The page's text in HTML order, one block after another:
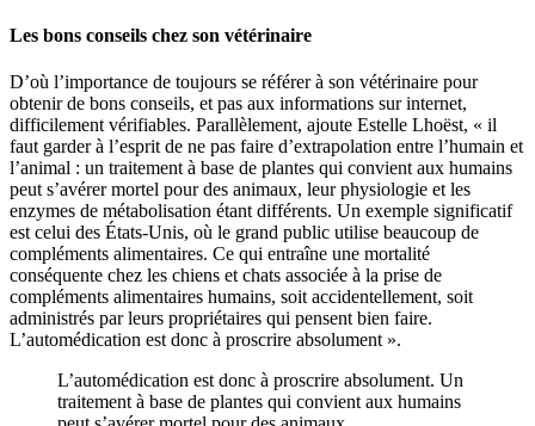
Les bons conseils chez son vétérinaire
D’où l’importance de toujours se référer à son vétérinaire pour
obtenir de bons conseils, et pas aux informations sur internet,
difficilement vérifiables. Parallèlement, ajoute Estelle Lhoëst, « il
faut garder à l’esprit de ne pas faire d’extrapolation entre l’humain et
l’animal : un traitement à base de plantes qui convient aux humains
peut s’avérer mortel pour des animaux, leur physiologie et les
enzymes de métabolisation étant différents. Un exemple significatif
est celui des États-Unis, où le grand public utilise beaucoup de
compléments alimentaires. Ce qui entraîne une mortalité
conséquente chez les chiens et chats associée à la prise de
compléments alimentaires humains, soit accidentellement, soit
administrés par leurs propriétaires qui pensent bien faire.
L’automédication est donc à proscrire absolument ».
L’automédication est donc à proscrire absolument. Un
traitement à base de plantes qui convient aux humains